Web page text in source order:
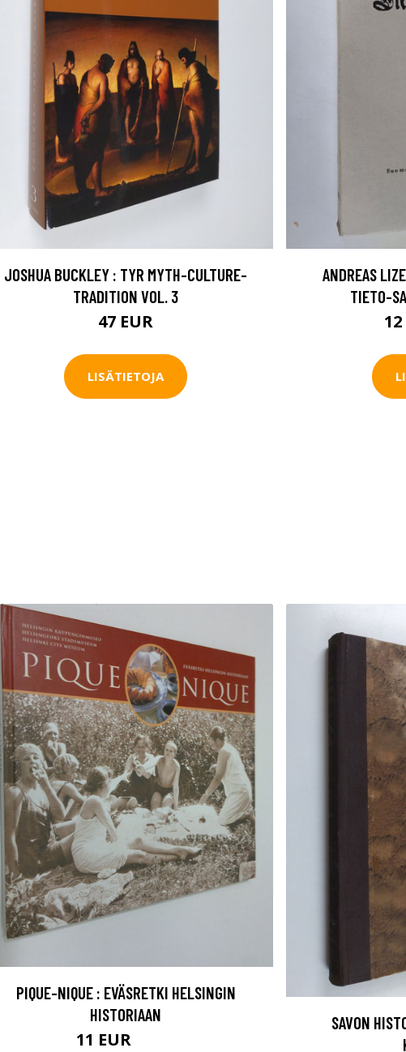
JOSHUA BUCKLEY : TYR MYTH-CULTURE-
TRADITION VOL. 3
47 EUR
LISÄTIETOJA
ANDREAS
TIETO-
PIQUE-NIQUE : EVÄSRETKI HELSINGIN
HISTORIAAN
11 EUR
SAVON